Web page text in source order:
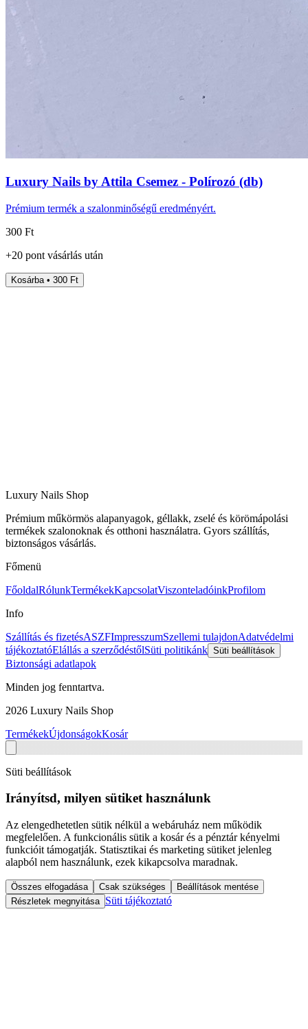
Luxury Nails by Attila Csemez - Polírozó (db)
Prémium termék a szalonminőségű eredményért.
300 Ft
+20 pont vásárlás után
Kosárba • 300 Ft
Luxury Nails Shop
Prémium műkörmös alapanyagok, géllakk, zselé és körömápolási
termékek szalonoknak és otthoni használatra. Gyors szállítás,
biztonságos vásárlás.
Főmenü
FőoldalRólunkTermékekKapcsolatViszonteladóinkProfilom
Info
Szállítás és fizetésASZFImpresszumSzellemi tulajdonAdatvédelmi
tájékoztatóElállás a szerződéstőlSüti politikánk Süti beállítások
Biztonsági adatlapok
Minden jog fenntartva.
2026 Luxury Nails Shop
TermékekÚjdonságokKosár
Süti beállítások
Irányítsd, milyen sütiket használunk
Az elengedhetetlen sütik nélkül a webáruház nem működik
megfelelően. A funkcionális sütik a kosár és a pénztár kényelmi
funkcióit támogatják. Statisztikai és marketing sütiket jelenleg
alapból nem használunk, ezek kikapcsolva maradnak.
Összes elfogadása Csak szükséges
Beállítások mentése
Részletek megnyitása Süti tájékoztató